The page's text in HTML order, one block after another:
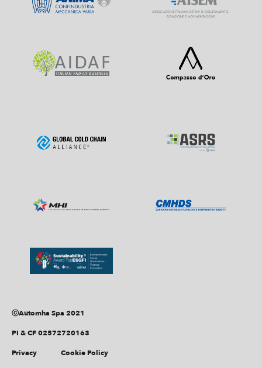
ⓒAutomha Spa 2021
PI & CF 02572720163
Privacy Cookie Policy